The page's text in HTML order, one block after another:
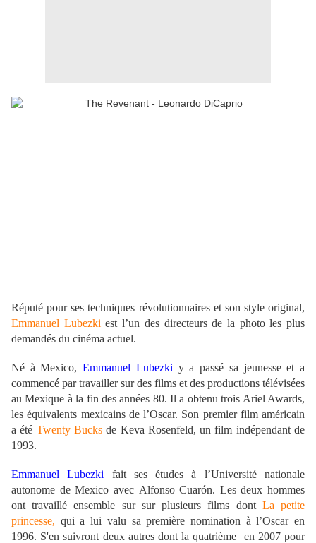
Réputé pour ses techniques révolutionnaires et son style original,
Emmanuel Lubezki est l’un des directeurs de la photo les plus
demandés du cinéma actuel.
Né à Mexico,Emmanuel Lubezki y a passé sa jeunesse et a
commencé par travailler sur des films et des productions télévisées
au Mexique à la fin des années 80. Il a obtenu trois Ariel Awards,
les équivalents mexicains de l’Oscar. Son premier film américain
a été Twenty Bucks de Keva Rosenfeld, un film indépendant de
1993.
Emmanuel Lubezki fait ses études à l’Université nationale
autonome de Mexico avec Alfonso Cuarón. Les deux hommes
ont travaillé ensemble sur sur plusieurs films dont La petite
princesse, qui a lui valu sa première nomination à l’Oscar en
1996. S'en suivront deux autres dontla quatrième en 2007 pour